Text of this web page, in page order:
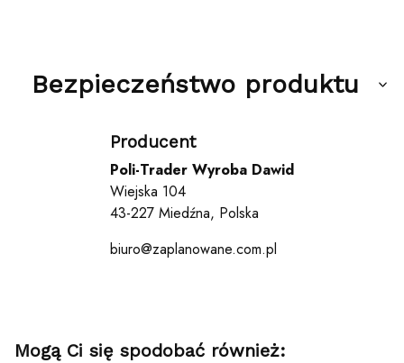
Bezpieczeństwo produktu
Producent
Poli-Trader Wyroba Dawid
Wiejska 104
43-227 Miedźna, Polska
biuro@zaplanowane.com.pl
Mogą Ci się spodobać również: